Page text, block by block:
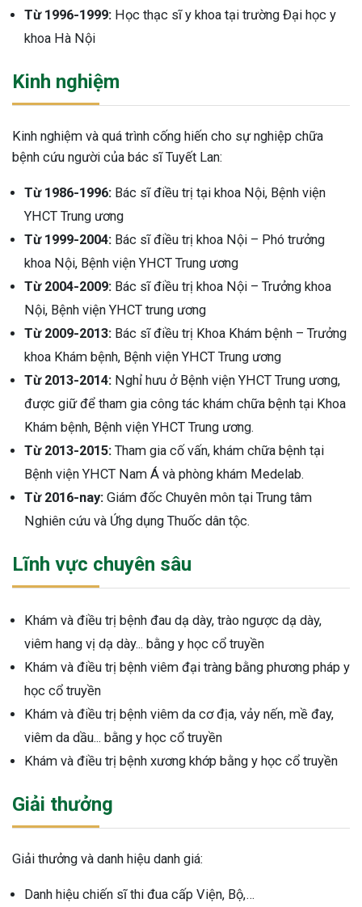
Sau Sinh Có Tự Khỏi
Thông Tin Cần Biết
sau sinh là tình trạng viêm da
phổ biến, khiến đôi bàn tay,
của chị em trở nên khô...
Từ 1996-1999: Học thạc sĩ y khoa tại trường Đại học y
khoa Hà Nội
Kinh nghiệm
Kinh nghiệm và quá trình cống hiến cho sự nghiệp chữa
bệnh cứu người của bác sĩ Tuyết Lan:
Từ 1986-1996: Bác sĩ điều trị tại khoa Nội, Bệnh viện
YHCT Trung ương
Từ 1999-2004: Bác sĩ điều trị khoa Nội – Phó trưởng
khoa Nội, Bệnh viện YHCT Trung ương
Từ 2004-2009: Bác sĩ điều trị khoa Nội – Trưởng khoa
Nội, Bệnh viện YHCT trung ương
Từ 2009-2013: Bác sĩ điều trị Khoa Khám bệnh – Trưởng
khoa Khám bệnh, Bệnh viện YHCT Trung ương
Từ 2013-2014: Nghỉ hưu ở Bệnh viện YHCT Trung ương,
được giữ để tham gia công tác khám chữa bệnh tại Khoa
Khám bệnh, Bệnh viện YHCT Trung ương.
Từ 2013-2015: Tham gia cố vấn, khám chữa bệnh tại
Bệnh viện YHCT Nam Á và phòng khám Medelab.
Từ 2016-nay: Giám đốc Chuyên môn tại Trung tâm
Nghiên cứu và Ứng dụng Thuốc dân tộc.
Lĩnh vực chuyên sâu
Khám và điều trị bệnh đau dạ dày, trào ngược dạ dày,
viêm hang vị dạ dày... bằng y học cổ truyền
Khám và điều trị bệnh viêm đại tràng bằng phương pháp y
học cổ truyền
Khám và điều trị bệnh viêm da cơ địa, vảy nến, mề đay,
viêm da dầu... bằng y học cổ truyền
Khám và điều trị bệnh xương khớp bằng y học cổ truyền
Giải thưởng
Giải thưởng và danh hiệu danh giá:
Danh hiệu chiến sĩ thi đua cấp Viện, Bộ,…